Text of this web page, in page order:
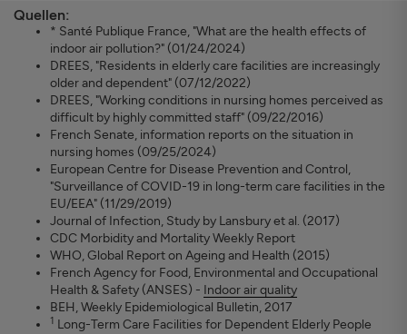
Quellen:
* Santé Publique France, "What are the health effects of
indoor air pollution?" (01/24/2024)
DREES, "Residents in elderly care facilities are increasingly
older and dependent" (07/12/2022)
DREES, "Working conditions in nursing homes perceived as
difficult by highly committed staff" (09/22/2016)
French Senate, information reports on the situation in
nursing homes (09/25/2024)
European Centre for Disease Prevention and Control,
"Surveillance of COVID-19 in long-term care facilities in the
EU/EEA" (11/29/2019)
Journal of Infection, Study by Lansbury et al. (2017)
CDC Morbidity and Mortality Weekly Report
WHO, Global Report on Ageing and Health (2015)
French Agency for Food, Environmental and Occupational
Health & Safety (ANSES) - Indoor air quality
BEH, Weekly Epidemiological Bulletin, 2017
1 Long-Term Care Facilities for Dependent Elderly People